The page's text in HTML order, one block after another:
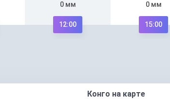
0 мм
12:00
0 мм
15:00
Конго на карте